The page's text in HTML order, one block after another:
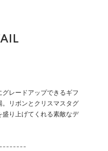
レードアップできるギフ
。リボンとクリスマスタグ
盛り上げてくれる素敵なデ